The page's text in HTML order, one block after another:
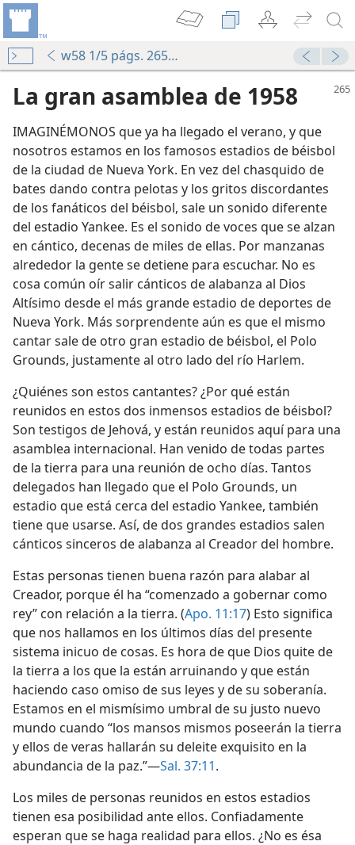
w58 1/5 págs. 265-267
La gran asamblea de 1958
IMAGINÉMONOS que ya ha llegado el verano, y que
nosotros estamos en los famosos estadios de béisbol
de la ciudad de Nueva York. En vez del chasquido de
bates dando contra pelotas y los gritos discordantes
de los fanáticos del béisbol, sale un sonido diferente
del estadio Yankee. Es el sonido de voces que se alzan
en cántico, decenas de miles de ellas. Por manzanas
alrededor la gente se detiene para escuchar. No es
cosa común oír salir cánticos de alabanza al Dios
Altísimo desde el más grande estadio de deportes de
Nueva York. Más sorprendente aún es que el mismo
cantar sale de otro gran estadio de béisbol, el Polo
Grounds, justamente al otro lado del río Harlem.
¿Quiénes son estos cantantes? ¿Por qué están
reunidos en estos dos inmensos estadios de béisbol?
Son testigos de Jehová, y están reunidos aquí para una
asamblea internacional. Han venido de todas partes
de la tierra para una reunión de ocho días. Tantos
delegados han llegado que el Polo Grounds, un
estadio que está cerca del estadio Yankee, también
tiene que usarse. Así, de dos grandes estadios salen
cánticos sinceros de alabanza al Creador del hombre.
Estas personas tienen buena razón para alabar al
Creador, porque él ha “comenzado a gobernar como
rey” con relación a la tierra. (Apo. 11:17) Esto significa
que nos hallamos en los últimos días del presente
sistema inicuo de cosas. Es hora de que Dios quite de
la tierra a los que la están arruinando y que están
haciendo caso omiso de sus leyes y de su soberanía.
Estamos en el mismísimo umbral de su justo nuevo
mundo cuando “los mansos mismos poseerán la tierra
y ellos de veras hallarán su deleite exquisito en la
abundancia de la paz.”—Sal. 37:11.
Los miles de personas reunidos en estos estadios
tienen esa posibilidad ante ellos. Confiadamente
esperan que se haga realidad para ellos. ¿No es ésa